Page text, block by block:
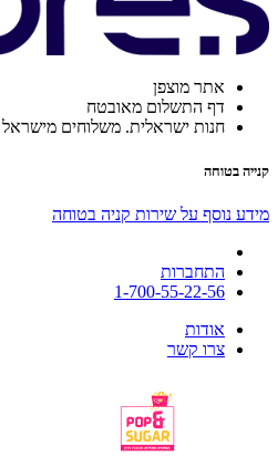
אתר מוצפן
דף התשלום מאובטח
חנות ישראלית. משלוחים מישראל
קנייה בטוחה
מידע נוסף על שירות קניה בטוחה
התחברות
1-700-55-22-56
אודות
צרו קשר